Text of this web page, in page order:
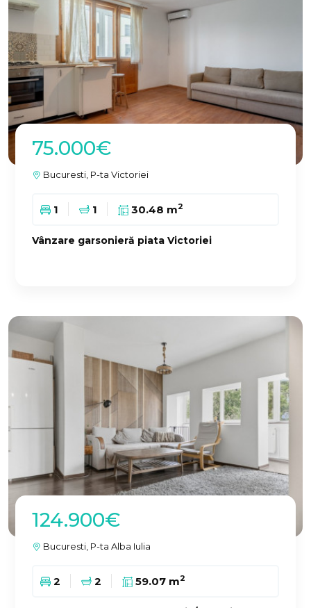
75.000€
Bucuresti, P-ta Victoriei
1 1 30.48 m2
Vânzare garsonieră piata Victoriei
124.900€
Bucuresti, P-ta Alba Iulia
2 2 59.07 m2